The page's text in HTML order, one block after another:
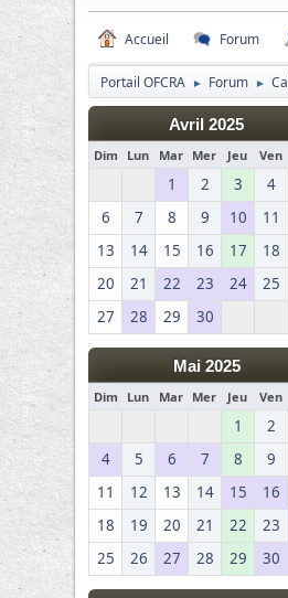
Accueil Forum
Portail OFCRA ► Forum ►
Avril 2025
Dim Lun Mar Mer Jeu Ven
1 2 3 4
6
7 8 9 10 11
13
14 15 16 17 18
20
21 22 23 24 25
27
28 29 30
Mai 2025
Dim Lun Mar Mer Jeu Ven
1 2
4
5 6 7 8 9
11
12 13 14 15 16
18
19 20 21 22 23
25
26 27 28 29 30